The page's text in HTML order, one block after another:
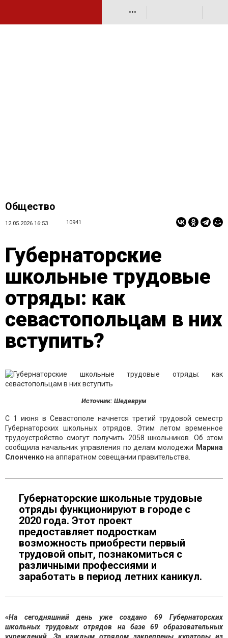
•••
Общество
12.05.2026 16:53 10941
Губернаторские
школьные трудовые
отряды: как
севастопольцам в них
вступить?
Источник: Шедеврум
С 1 июня в Севастополе начнется третий трудовой семестр
Губернаторских школьных отрядов. Этим летом временное
трудоустройство смогут получить 2058 школьников. Об этом
сообщила начальник управления по делам молодежи Марина
Слонченко на аппаратном совещании правительства.
Губернаторские школьные трудовые
отряды функционируют в городе с
2020 года. Этот проект
предоставляет подросткам
возможность приобрести первый
трудовой опыт, познакомиться с
различными профессиями и
заработать в период летних каникул.
«На сегодняшний день уже создано 69 Губернаторских
школьных трудовых отрядов на базе 69 образовательных